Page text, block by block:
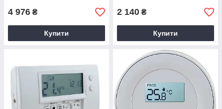
4 976 ₴
Купити
2 140 ₴
Купити